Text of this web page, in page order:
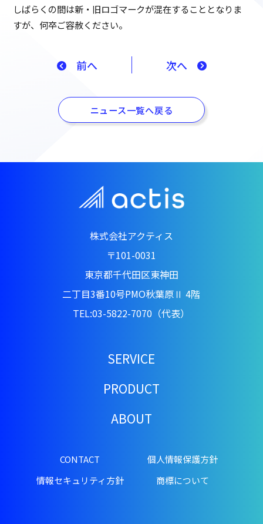
しばらくの間は新・旧ロゴマークが混在することとなりま
すが、何卒ご容赦ください。
前へ 次へ
ニュース一覧へ戻る
株式会社アクティス
〒101-0031
東京都千代田区東神田
二丁目3番10号PMO秋葉原Ⅱ 4階
TEL:03-5822-7070（代表）
SERVICE
PRODUCT
ABOUT
CONTACT
個人情報保護方針
情報セキュリティ方針
商標について